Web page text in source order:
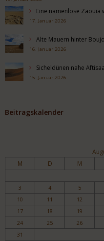
Eine namenlose Zaouia
17. Januar 2026
Alte Mauern hinter
16. Januar 2026
Sicheldünen nahe
15. Januar 2026
Beitragskalender
M D M
3
4 5
10
11 12
17
18 19
24
25 26
31